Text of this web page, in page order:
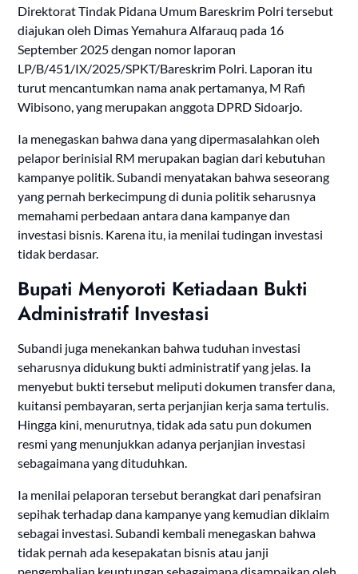
Direktorat Tindak Pidana Umum Bareskrim Polri tersebut
diajukan oleh Dimas Yemahura Alfarauq pada 16
September 2025 dengan nomor laporan
LP/B/451/IX/2025/SPKT/Bareskrim Polri. Laporan itu
turut mencantumkan nama anak pertamanya, M Rafi
Wibisono, yang merupakan anggota DPRD Sidoarjo.
Ia menegaskan bahwa dana yang dipermasalahkan oleh
pelapor berinisial RM merupakan bagian dari kebutuhan
kampanye politik. Subandi menyatakan bahwa seseorang
yang pernah berkecimpung di dunia politik seharusnya
memahami perbedaan antara dana kampanye dan
investasi bisnis. Karena itu, ia menilai tudingan investasi
tidak berdasar.
Bupati Menyoroti Ketiadaan Bukti
Administratif Investasi
Subandi juga menekankan bahwa tuduhan investasi
seharusnya didukung bukti administratif yang jelas. Ia
menyebut bukti tersebut meliputi dokumen transfer dana,
kuitansi pembayaran, serta perjanjian kerja sama tertulis.
Hingga kini, menurutnya, tidak ada satu pun dokumen
resmi yang menunjukkan adanya perjanjian investasi
sebagaimana yang dituduhkan.
Ia menilai pelaporan tersebut berangkat dari penafsiran
sepihak terhadap dana kampanye yang kemudian diklaim
sebagai investasi. Subandi kembali menegaskan bahwa
tidak pernah ada kesepakatan bisnis atau janji
pengembalian keuntungan sebagaimana disampaikan oleh